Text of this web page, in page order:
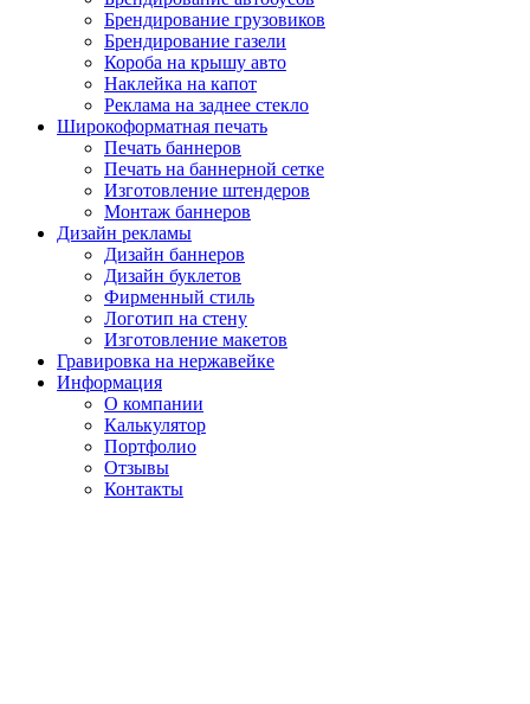
Брендирование грузовиков
Брендирование газели
Короба на крышу авто
Наклейка на капот
Реклама на заднее стекло
Широкоформатная печать
Печать баннеров
Печать на баннерной сетке
Изготовление штендеров
Монтаж баннеров
Дизайн рекламы
Дизайн баннеров
Дизайн буклетов
Фирменный стиль
Логотип на стену
Изготовление макетов
Гравировка на нержавейке
Информация
О компании
Калькулятор
Портфолио
Отзывы
Контакты